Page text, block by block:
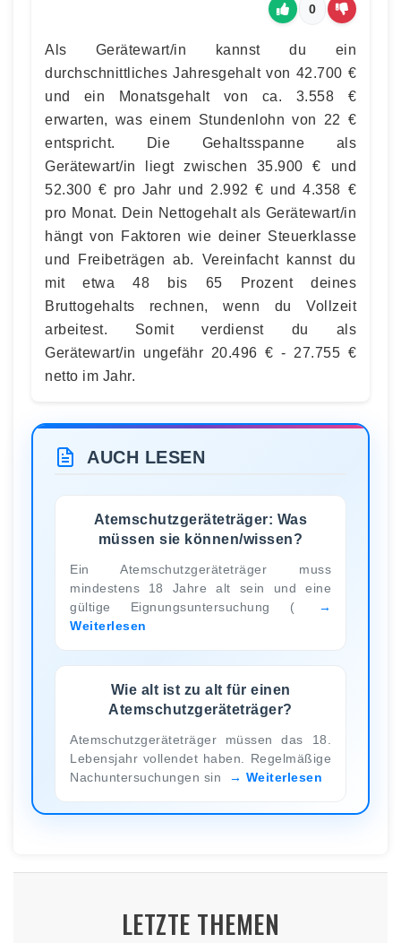
0
Als Gerätewart/in kannst du ein
durchschnittliches Jahresgehalt von 42.700 €
und ein Monatsgehalt von ca. 3.558 €
erwarten, was einem Stundenlohn von 22 €
entspricht. Die Gehaltsspanne als
Gerätewart/in liegt zwischen 35.900 € und
52.300 € pro Jahr und 2.992 € und 4.358 €
pro Monat. Dein Nettogehalt als Gerätewart/in
hängt von Faktoren wie deiner Steuerklasse
und Freibeträgen ab. Vereinfacht kannst du
mit etwa 48 bis 65 Prozent deines
Bruttogehalts rechnen, wenn du Vollzeit
arbeitest. Somit verdienst du als
Gerätewart/in ungefähr 20.496 € - 27.755 €
netto im Jahr.
AUCH LESEN
Atemschutzgeräteträger: Was
müssen sie können/wissen?
Ein Atemschutzgeräteträger muss
mindestens 18 Jahre alt sein und eine
gültige Eignungsuntersuchung (
Weiterlesen
Wie alt ist zu alt für einen
Atemschutzgeräteträger?
Atemschutzgeräteträger müssen das 18.
Lebensjahr vollendet haben. Regelmäßige
Nachuntersuchungen sin
Weiterlesen
LETZTE THEMEN